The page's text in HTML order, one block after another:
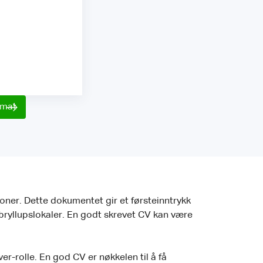
Dette dokumentet gir et førsteinntrykk
En godt skrevet CV kan være
rolle. En god CV er nøkkelen til å få